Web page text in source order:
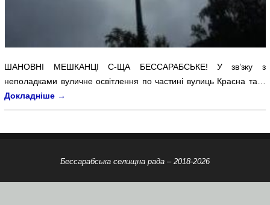
ШАНОВНІ МЕШКАНЦІ С-ЩА БЕССАРАБСЬКЕ! У зв’зку з
неполадками вуличне освітлення по частині вулиць Красна та…
Докладніше →
Бессарабська селищна рада – 2018-2026